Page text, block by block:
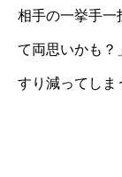
相手の一挙手一
て両思いかも？
すり減ってしま